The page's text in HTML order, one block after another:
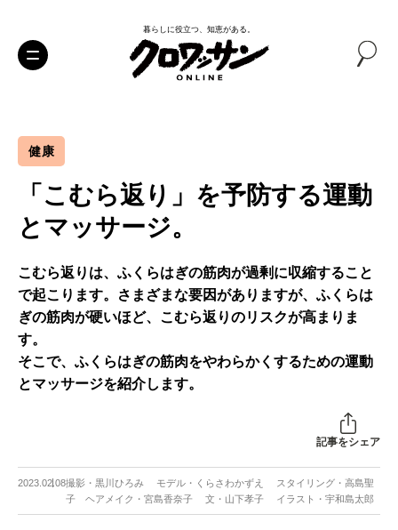
暮らしに役立つ、知恵がある。
健康
「こむら返り」を予防する運動
とマッサージ。
こむら返りは、ふくらはぎの筋肉が過剰に収縮すること
で起こります。さまざまな要因がありますが、ふくらは
ぎの筋肉が硬いほど、こむら返りのリスクが高まりま
す。
そこで、ふくらはぎの筋肉をやわらかくするための運動
とマッサージを紹介します。
記事をシェア
2023.02.08撮影・黒川ひろみ モデル・くらさわかずえ スタイリング・高島聖
子 ヘアメイク・宮島香奈子 文・山下孝子 イラスト・宇和島太郎